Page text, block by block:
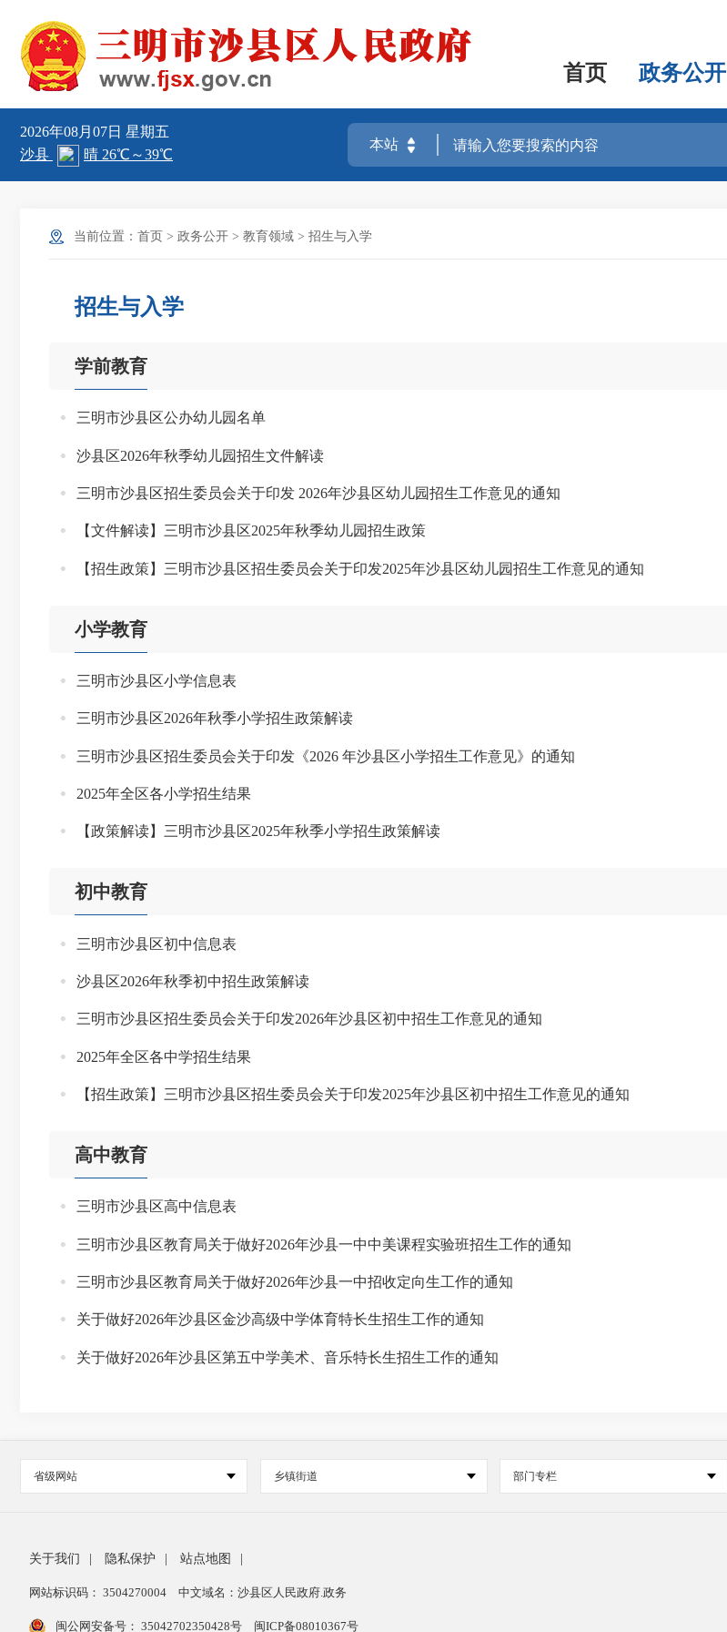
首页 政务公开
2026年08月07日 星期五
当前位置： 首页 > 政务公开 > 教育领域 > 招生与入学
招生与入学
学前教育
三明市沙县区公办幼儿园名单
沙县区2026年秋季幼儿园招生文件解读
三明市沙县区招生委员会关于印发 2026年沙县区幼儿园招生工作意见的通知
【文件解读】三明市沙县区2025年秋季幼儿园招生政策
【招生政策】三明市沙县区招生委员会关于印发2025年沙县区幼儿园招生工作意见的通知
小学教育
三明市沙县区小学信息表
三明市沙县区2026年秋季小学招生政策解读
三明市沙县区招生委员会关于印发《2026 年沙县区小学招生工作意见》的通知
2025年全区各小学招生结果
【政策解读】三明市沙县区2025年秋季小学招生政策解读
初中教育
三明市沙县区初中信息表
沙县区2026年秋季初中招生政策解读
三明市沙县区招生委员会关于印发2026年沙县区初中招生工作意见的通知
2025年全区各中学招生结果
【招生政策】三明市沙县区招生委员会关于印发2025年沙县区初中招生工作意见的通知
高中教育
三明市沙县区高中信息表
三明市沙县区教育局关于做好2026年沙县一中中美课程实验班招生工作的通知
三明市沙县区教育局关于做好2026年沙县一中招收定向生工作的通知
关于做好2026年沙县区金沙高级中学体育特长生招生工作的通知
关于做好2026年沙县区第五中学美术、音乐特长生招生工作的通知
省级网站 乡镇街道 部门专栏
关于我们 | 隐私保护 | 站点地图 |
网站标识码： 3504270004 中文域名：沙县区人民政府.政务
闽公网安备号： 35042702350428号 闽ICP备08010367号